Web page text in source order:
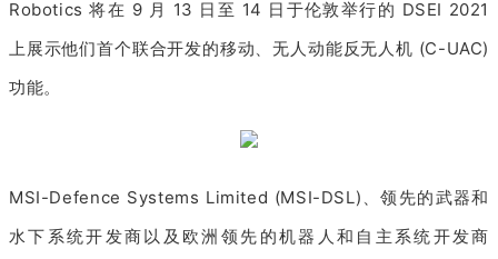
Robotics 将在 9 月 13 日至 14 日于伦敦举行的 DSEI 2021
上展示他们首个联合开发的移动、无人动能反无人机 (C-UAC)
功能。
MSI-Defence Systems Limited (MSI-DSL)、领先的武器和
水下系统开发商以及欧洲领先的机器人和自主系统开发商